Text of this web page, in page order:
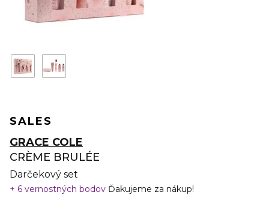
SALES
GRACE COLE
CRÈME BRULÉE
Darčekový set
6 vernostných bodov Ďakujeme za nákup!